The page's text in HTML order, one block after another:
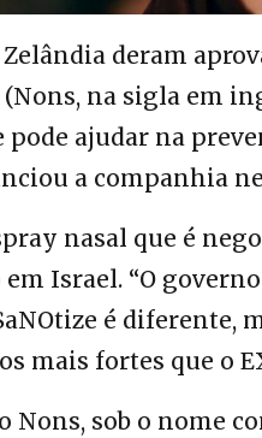
deram
na sigla em
pode ajudar na
a companhia
nasal que é
Israel. “O
é
mais fortes que o
Nons, sob o nome